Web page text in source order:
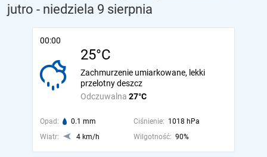
jutro - niedziela 9 sierpnia
00:00
25°C
Odczuwalna 27°C
Zachmurzenie umiarkowane, lekki
przelotny deszcz
Opad: 0.1 mm Ciśnienie: 1018 hPa
Wiatr:
4 km/h Wilgotność: 90%